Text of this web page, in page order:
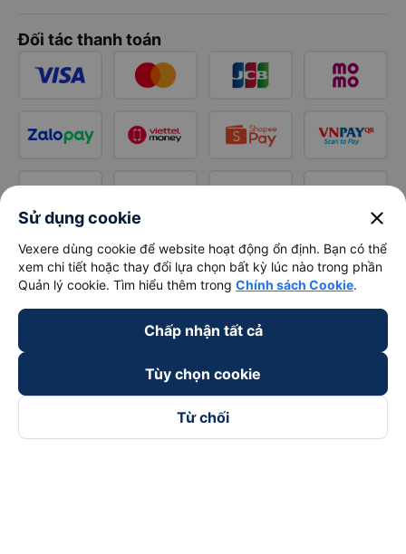
Đối tác thanh toán
Sử dụng cookie close
Vexere dùng cookie để website hoạt động ổn định. Bạn có thể
xem chi tiết hoặc thay đổi lựa chọn bất kỳ lúc nào trong phần
Quản lý cookie. Tìm hiểu thêm trong Chính sách Cookie.
Chấp nhận tất cả
Tùy chọn cookie
Từ chối